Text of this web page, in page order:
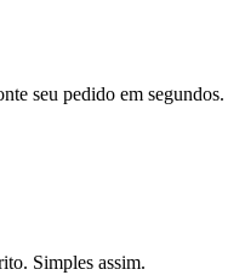
seu pedido em segundos.
Simples assim.